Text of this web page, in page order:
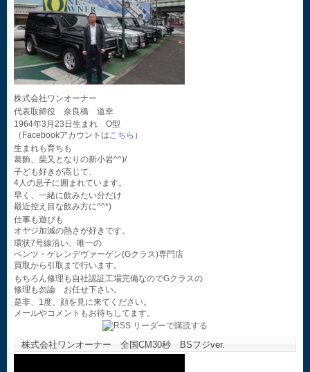
株式会社ワンオーナー
代表取締役 奈良橋 道幸
1964年3月23日生まれ O型
（Facebookアカウントはこちら ）
生まれも育ちも
葛飾、柴又となりの新小岩^^)/
子ども好きが高じて、
4人の息子に囲まれています。
早く、一緒に飲みたい分だけ
最近控え目な飲み方に^^*)
仕事も遊びも
オヤジ加減の熱さが好きです。
環状7号線沿い、唯一の
ベンツ・ゲレンデヴァーゲン(Gクラス)専門店
買取から引取まで行います。
もちろん修理も自社認証工場完備なのでGクラスの
修理も勿論 お任せ下さい。
是非、1度、顔を見に来てください。
メールやコメントもお待ちしてます。
株式会社ワンオーナー 全国CM30秒 BSフジver.